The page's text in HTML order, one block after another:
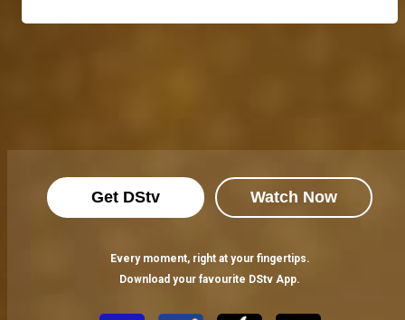
Get DStv Watch Now
Every moment, right at your fingertips.
Download your favourite DStv App.